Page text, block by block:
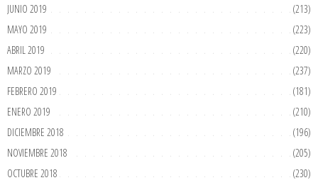
JUNIO 2019
(213)
MAYO 2019
(223)
ABRIL 2019
(220)
MARZO 2019
(237)
FEBRERO 2019
(181)
ENERO 2019
(210)
DICIEMBRE 2018
(196)
NOVIEMBRE 2018
(205)
OCTUBRE 2018
(230)